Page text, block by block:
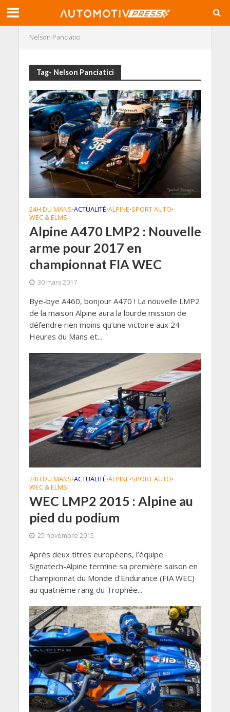
Nelson Panciatici
Tag- Nelson Panciatici
24H DU MANS•ACTUALITÉ•ALPINE•SPORT AUTO•
WEC & ELMS
Alpine A470 LMP2 : Nouvelle
arme pour 2017 en
championnat FIA WEC
30 mars 2017
Bye-bye A460, bonjour A470 ! La nouvelle LMP2
de la maison Alpine aura la lourde mission de
défendre rien moins qu’une victoire aux 24
Heures du Mans et...
24H DU MANS•ACTUALITÉ•ALPINE•SPORT AUTO•
WEC & ELMS
WEC LMP2 2015 : Alpine au
pied du podium
25 novembre 2015
Après deux titres européens, l’équipe
Signatech-Alpine termine sa première saison en
Championnat du Monde d’Endurance (FIA WEC)
au quatrième rang du Trophée...